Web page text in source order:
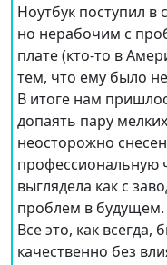
Ноутбук поступил в
но нерабочим с
плате (кто-то в
тем, что ему было
В итоге нам
допаять пару
неосторожно
профессиональную
выглядела как с
проблем в будущем.
Все это, как
качественно без